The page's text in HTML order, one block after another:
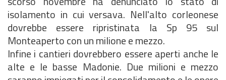
isolamento in cui versava. Nell'alto corleonese
dovrebbe essere ripristinata la Sp 95 sul
Monteaperto con un milione e mezzo.
Infine i cantieri dovrebbero essere aperti anche le
alte e le basse Madonie. Due milioni e mezzo